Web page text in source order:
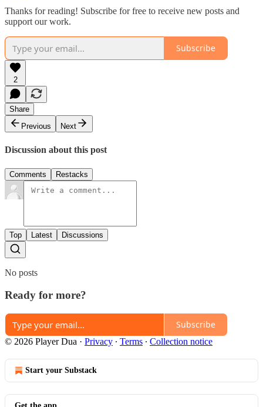
Thanks for reading! Subscribe for free to receive new posts and
support our work.
Subscribe
2
Share
Previous
Next
Discussion about this post
Comments Restacks
Top Latest Discussions
No posts
Ready for more?
Subscribe
© 2026 Player Dua · Privacy ∙ Terms ∙ Collection notice
Start your Substack